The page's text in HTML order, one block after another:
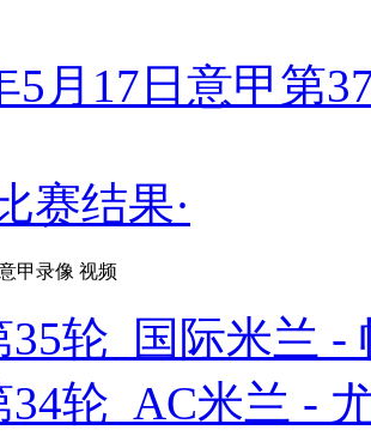
5月17日意甲第
赛结果·
甲录像 视频
35轮 国际米兰 -
34轮 AC米兰 -